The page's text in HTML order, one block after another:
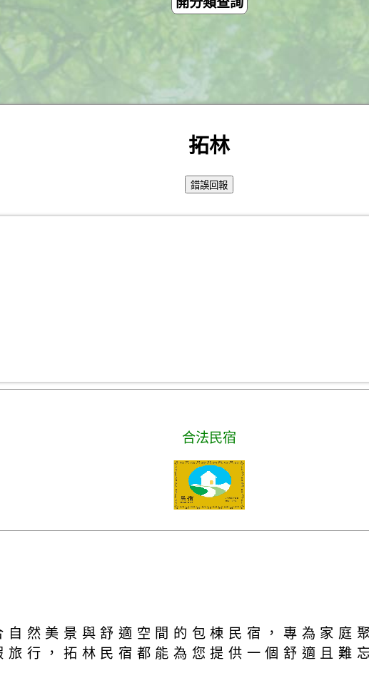
拓林
合法民宿
然美景與舒適空間的包棟民宿，專為家庭
行，拓林民宿都能為您提供一個舒適且難